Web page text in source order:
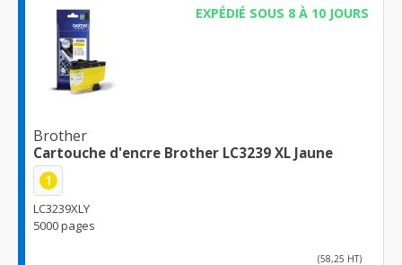
EXPÉDIÉ SOUS 8 À 10 JOURS
Brother
Cartouche d'encre Brother LC3239 XL Jaune
1
LC3239XLY
5000 pages
(58,25 HT)